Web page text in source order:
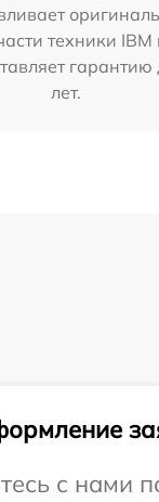
техники IBM
гарантию
лет.
с нами